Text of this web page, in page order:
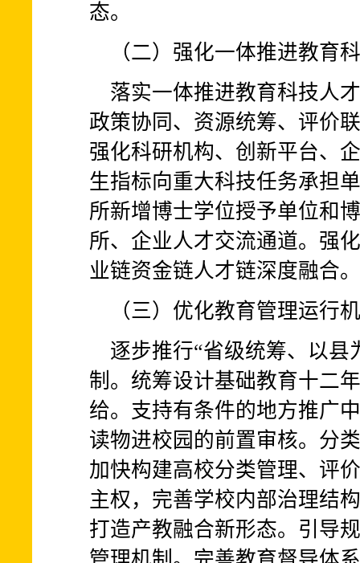
态。
（二）强化一体推进教育
落实一体推进教育科技人
政策协同、资源统筹、评价
强化科研机构、创新平台、
生指标向重大科技任务承担
所新增博士学位授予单位和
所、企业人才交流通道。强
业链资金链人才链深度融合。
（三）优化教育管理运行
逐步推行“省级统筹、以县
制。统筹设计基础教育十二
给。支持有条件的地方推广
读物进校园的前置审核。分
加快构建高校分类管理、评
主权，完善学校内部治理结
打造产教融合新形态。引导